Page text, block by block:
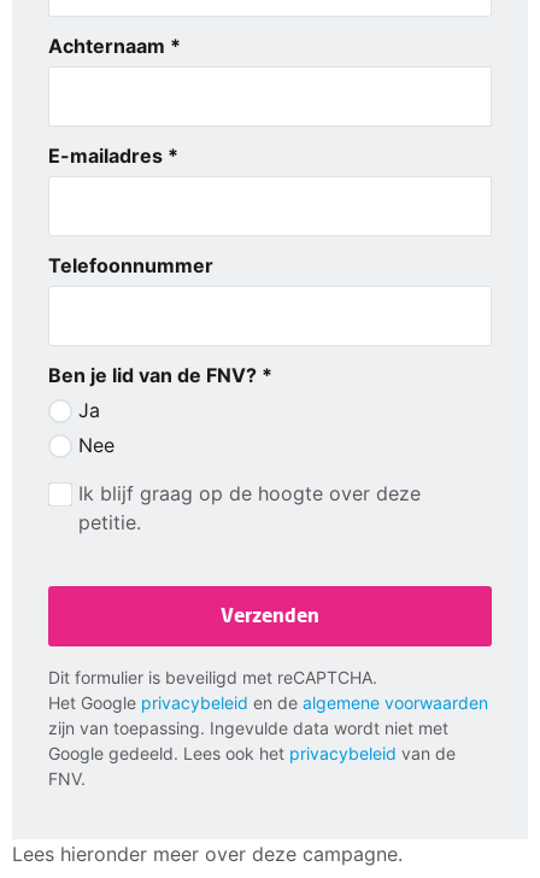
Achternaam *
E-mailadres *
Telefoonnummer
Ben je lid van de FNV? *
Ja
Nee
Ik blijf graag op de hoogte over deze
petitie.
Dit formulier is beveiligd met reCAPTCHA.
Het Google privacybeleid en de algemene voorwaarden
zijn van toepassing. Ingevulde data wordt niet met
Google gedeeld. Lees ook het privacybeleid van de
FNV.
Verzenden
Lees hieronder meer over deze campagne.